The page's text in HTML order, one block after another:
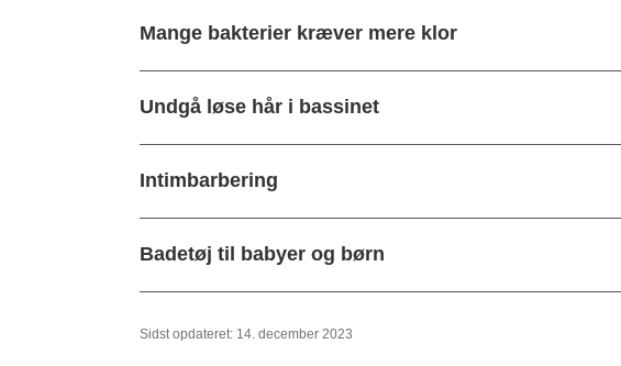
Mange bakterier kræver mere klor
Undgå løse hår i bassinet
Intimbarbering
Badetøj til babyer og børn
Sidst opdateret: 14. december 2023